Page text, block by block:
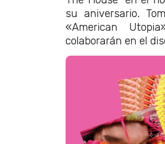
su aniversario.
«American
colaborarán en el